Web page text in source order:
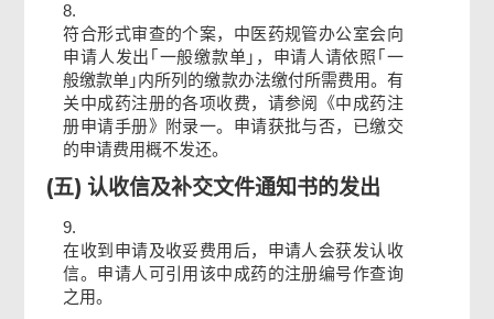
8.
符合形式审查的个案，中医药规管办公室会向
申请人发出｢一般缴款单｣，申请人请依照｢一
般缴款单｣内所列的缴款办法缴付所需费用。有
关中成药注册的各项收费，请参阅《中成药注
册申请手册》附录一。申请获批与否，已缴交
的申请费用概不发还。
(五) 认收信及补交文件通知书的发出
9.
在收到申请及收妥费用后，申请人会获发认收
信。申请人可引用该中成药的注册编号作查询
之用。